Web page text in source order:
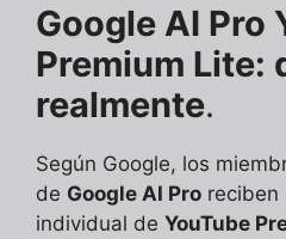
Google AI Pro
Premium Lite:
realmente.
Según Google, los
de Google AI Pro reciben
individual de YouTube